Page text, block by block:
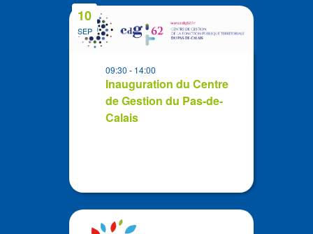
List
events
SEP
10
Inauguration du Centre
de Gestion du Pas-de-
Calais
09:30- 14:00